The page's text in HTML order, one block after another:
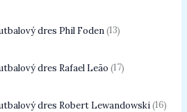
dres Phil Foden 13
dres Rafael Leão 17
dres Robert Lewandowski 16